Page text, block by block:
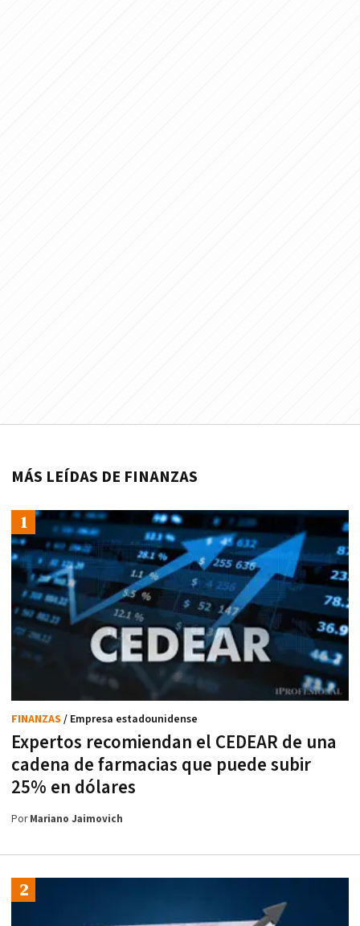
MÁS LEÍDAS DE FINANZAS
Expertos recomiendan el CEDEAR de una
cadena de farmacias que puede subir
25% en dólares
FINANZAS / Empresa estadounidense
PorMariano Jaimovich